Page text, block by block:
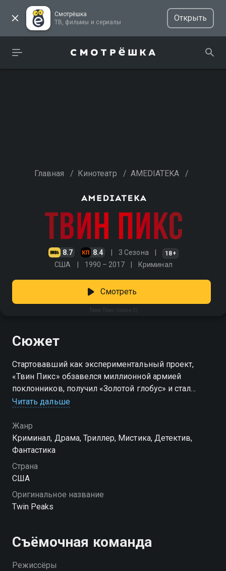
Смотрёшка
ТВ, фильмы и сериалы
Открыть
Главная / Кинотеатр / AMEDIATEKA /
8.7 8.4 3 Сезона 18+
США 1990 – 2017 Криминал
Твин Пикс (сезон 3)
Смотреть
Сюжет
Стартовавший как экспериментальный проект,
«Твин Пикс» обзавелся миллионной армией
поклонников, получил «Золотой глобус» и стал
одним из лучших ТВ-шоу по версии журнала Time
Посмотреть онлайн 3 сезон сериала Твин Пикс вы
можете совершенно бесплатно в хорошем HD
качестве на Смотрёшке
Читать дальше
Жанр
Криминал, Драма, Триллер, Мистика, Детектив,
Фантастика
Страна
США
Оригинальное название
Twin Peaks
Съёмочная команда
Режиссёры